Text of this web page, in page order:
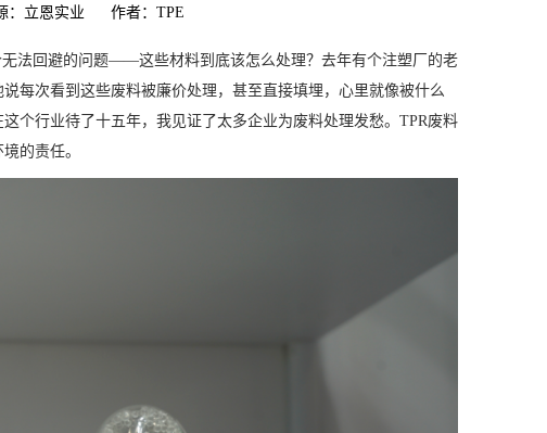
：立恩实业 作者：TPE
法回避的问题——这些材料到底该怎么处理？去年有个注塑厂的老
每次看到这些废料被廉价处理，甚至直接填埋，心里就像被什么
个行业待了十五年，我见证了太多企业为废料处理发愁。TPR废料
的责任。